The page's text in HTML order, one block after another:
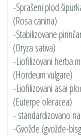
-Sprašeni plod
(Rosa canina)
-Stabilizovane
(Oryza sativa)
-Liofilizovani herba
(Hordeum vulgare)
-Liofilizovani asai
(Euterpe oleracea)
- standardizovano
-Gvožđe (gvožđe-